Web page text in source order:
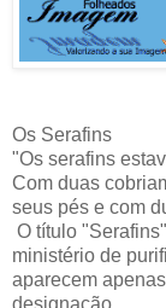
Os Serafins
"Os serafins
Com duas
seus pés e com
O título
ministério de
aparecem
designação.